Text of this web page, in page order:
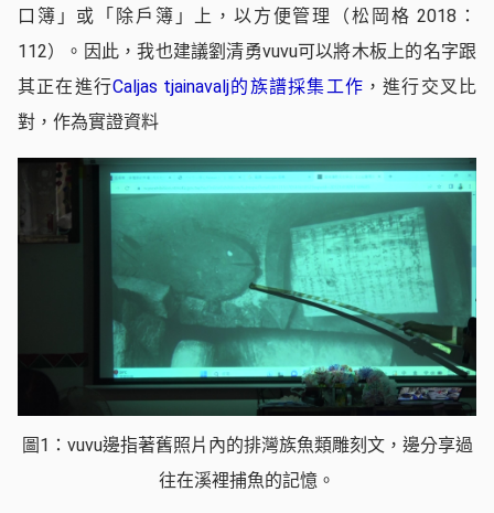
口簿」或「除戶簿」上，以方便管理（松岡格 2018：
112）。因此，我也建議劉清勇vuvu可以將木板上的名字跟
其正在進行Caljas tjainavalj的族譜採集工作 ，進行交叉比
對，作為實證資料
圖1：vuvu邊指著舊照片內的排灣族魚類雕刻文，邊分享過
往在溪裡捕魚的記憶。